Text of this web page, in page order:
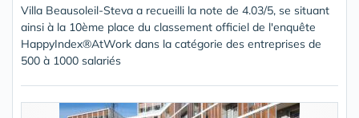
Villa Beausoleil-Steva a recueilli la note de 4.03/5, se situant
ainsi à la 10ème place du classement officiel de l'enquête
HappyIndex®AtWork dans la catégorie des entreprises de
500 à 1000 salariés